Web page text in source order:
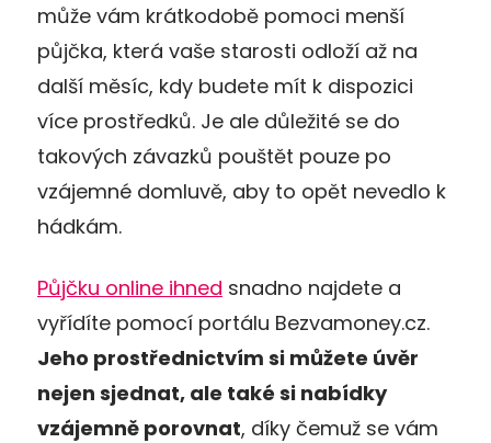
může vám krátkodobě pomoci menší
půjčka, která vaše starosti odloží až na
další měsíc, kdy budete mít k dispozici
více prostředků. Je ale důležité se do
takových závazků pouštět pouze po
vzájemné domluvě, aby to opět nevedlo k
hádkám.
Půjčku online ihned snadno najdete a
vyřídíte pomocí portálu Bezvamoney.cz.
Jeho prostřednictvím si můžete úvěr
nejen sjednat, ale také si nabídky
vzájemně porovnat, díky čemuž se vám